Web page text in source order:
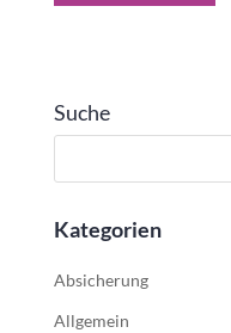
Suche
Kategorien
Absicherung
Allgemein